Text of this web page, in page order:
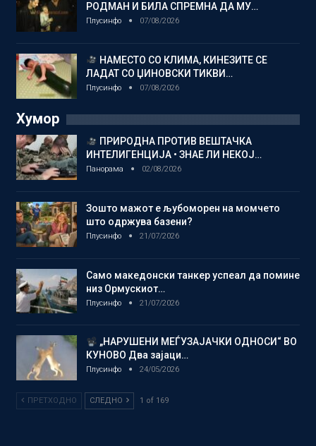
РОДМАН И БИЛА СПРЕМНА ДА МУ…
Плусинфо 07/08/2026
НАМЕСТО СО КЛИМА, КИНЕЗИТЕ СЕ
ЛАДАТ СО ЏИНОВСКИ ТИКВИ…
Плусинфо 07/08/2026
Хумор
ПРИРОДНА ПРОТИВ ВЕШТАЧКА
ИНТЕЛИГЕНЦИЈА • ЗНАЕ ЛИ НЕКОЈ…
Панорама 02/08/2026
Зошто мажот е љубоморен на момчето
што одржува базени?
Плусинфо 21/07/2026
Само македонски танкер успеал да помине
низ Ормускиот…
Плусинфо 21/07/2026
„НАРУШЕНИ МЕЃУЗАЈАЧКИ ОДНОСИ“ ВО
КУНОВО Два зајаци…
Плусинфо 24/05/2026
ПРЕТХОДНО СЛЕДНО 1 of 169